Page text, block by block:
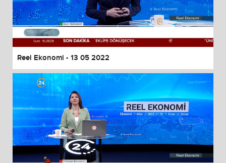
Reel Ekonomi - 13 05 2022